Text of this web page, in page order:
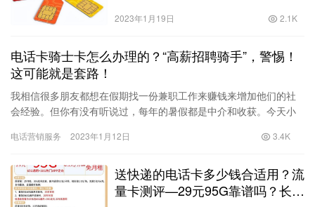
2023年1月19日 2.1K
电话卡骑士卡怎么办理的？“高薪招聘骑手”，警惕！
这可能就是套路！
我相信很多朋友都想在假期找一份兼职工作来赚钱来增加他们的社
会经验。但你有没有听说过，每年的暑假都是中介和收获。今天小
历。 你…
电话营销服务 2023年1月12日 3.4K
送快递的电话卡多少钱合适用？流
量卡测评—29元95G靠谱吗？长期